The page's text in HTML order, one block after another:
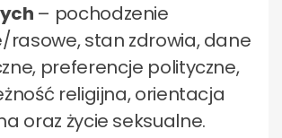
– pochodzenie
rasowe, stan zdrowia, dane
preferencje polityczne,
religijna, orientacja
oraz życie seksualne.